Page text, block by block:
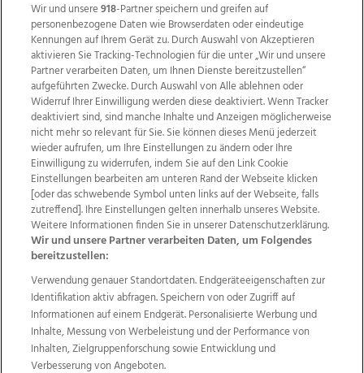
Wir über uns Mediadaten Kontakt
Jobs
Datenschutz
Impressum
AGB Anzeigekunden
AGB Website
Ehrenkodex Politische Werbung
Weitere Angebote des Medienhauses Wimmer
TV1 di-mog-i.at OÖNow
Ischler Woche
Life Radio
OÖNachrichten
OÖN Immobilien
OÖN Karriere
OÖN Reise
Promenaden Galerien
Regionaljobs
wasistlos.at
Wir und unsere918-Partner speichern und greifen auf
personenbezogene Daten wie Browserdaten oder eindeutige
Kennungen auf Ihrem Gerät zu. Durch Auswahl von Akzeptieren
aktivieren Sie Tracking-Technologien für die unter „Wir und unsere
Partner verarbeiten Daten, um Ihnen Dienste bereitzustellen“
aufgeführten Zwecke. Durch Auswahl von Alle ablehnen oder
Widerruf Ihrer Einwilligung werden diese deaktiviert. Wenn Tracker
deaktiviert sind, sind manche Inhalte und Anzeigen möglicherweise
nicht mehr so relevant für Sie. Sie können dieses Menü jederzeit
wieder aufrufen, um Ihre Einstellungen zu ändern oder Ihre
Einwilligung zu widerrufen, indem Sie auf den Link Cookie
Einstellungen bearbeiten am unteren Rand der Webseite klicken
[oder das schwebende Symbol unten links auf der Webseite, falls
zutreffend]. Ihre Einstellungen gelten innerhalb unseres Website.
Weitere Informationen finden Sie in unserer Datenschutzerklärung.
Wir und unsere Partner verarbeiten Daten, um Folgendes
bereitzustellen:
Verwendung genauer Standortdaten. Endgeräteeigenschaften zur
Identifikation aktiv abfragen. Speichern von oder Zugriff auf
Informationen auf einem Endgerät. Personalisierte Werbung und
Inhalte, Messung von Werbeleistung und der Performance von
Inhalten, Zielgruppenforschung sowie Entwicklung und
Verbesserung von Angeboten.